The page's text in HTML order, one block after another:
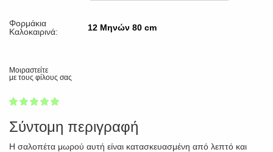
Φορμάκια
Καλοκαιρινά:
12 Μηνών 80 cm
Μοιραστείτε
με τους φίλους σας
1
2
3
4
5
Σύντομη περιγραφή
Η σαλοπέτα μωρού αυτή είναι κατασκευασμένη από λεπτό και